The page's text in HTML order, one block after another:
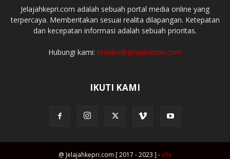
Jelajahkepri.com adalah sebuah portal media online yang
terpercaya. Memberitakan sesuai realita dilapangan. Ketepatan
dan kecepatan informasi adalah sebuah prioritas.
Hubungi kami: redaksi@jelajahkepri.com
IKUTI KAMI
@ Jelajahkepri.com [ 2017 - 2023 ] -xXx